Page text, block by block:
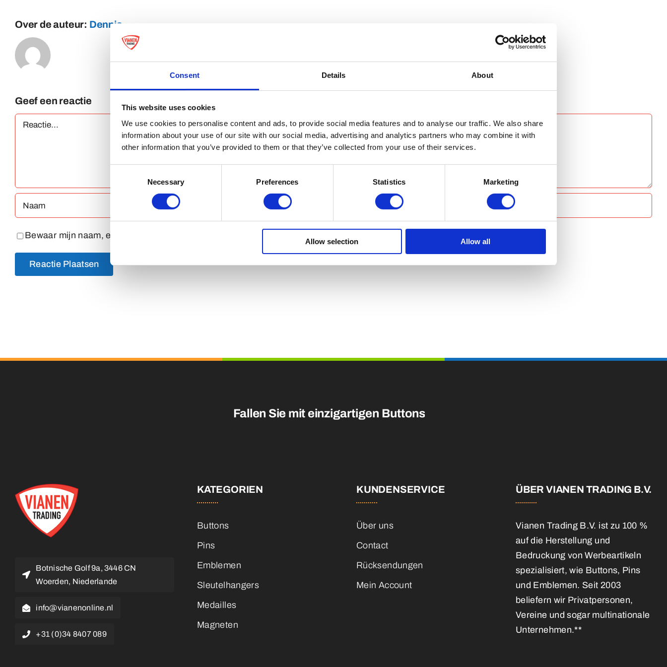
Consent Details About
This website uses cookies
We use cookies to personalise content and ads, to provide social media features and to analyse our traffic. We also share
information about your use of our site with our social media, advertising and analytics partners who may combine it with
other information that you’ve provided to them or that they’ve collected from your use of their services.
Necessary Preferences Statistics Marketing
Allow selection Allow all
Over de auteur: Dennis
Geef een reactie
Reactie
Bewaar mijn naam, e-mailadres en website in deze browser voor de volgende keer dat ik reageer.
Fallen Sie mit einzigartigen
Botnische Golf 9a, 3446 CN
Woerden, Niederlande
info@vianenonline.nl
+31 (0)34 8407 089
KATEGORIEN
Buttons
Pins
Emblemen
Sleutelhangers
Medailles
Magneten
KUNDENSERVICE
Über uns
Contact
Rücksendungen
Mein Account
ÜBER VIANEN TRADING B.V.
Vianen Trading B.V. ist zu 100 %
auf die Herstellung und
Bedruckung von Werbeartikeln
spezialisiert, wie Buttons, Pins
und Emblemen. Seit 2003
beliefern wir Privatpersonen,
Vereine und sogar multinationale
Unternehmen.**